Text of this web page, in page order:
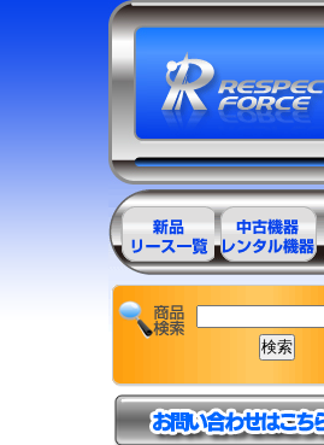
エステ美容用
品製品一覧
エステ美容用
品アウトレッ
ト商品一覧